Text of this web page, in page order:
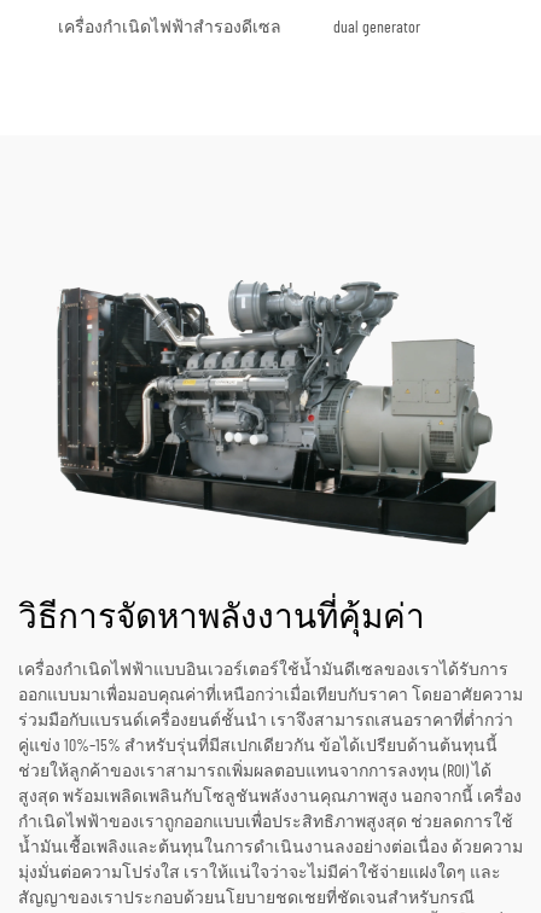
เครื่องกำเนิดไฟฟ้าสำรองดีเซล dual generator
วิธีการจัดหาพลังงานที่คุ้มค่า
เครื่องกำเนิดไฟฟ้าแบบอินเวอร์เตอร์ใช้น้ำมันดีเซลของเราได้รับการ
ออกแบบมาเพื่อมอบคุณค่าที่เหนือกว่าเมื่อเทียบกับราคา โดยอาศัยความ
ร่วมมือกับแบรนด์เครื่องยนต์ชั้นนำ เราจึงสามารถเสนอราคาที่ต่ำกว่า
คู่แข่ง 10%–15% สำหรับรุ่นที่มีสเปกเดียวกัน ข้อได้เปรียบด้านต้นทุนนี้
ช่วยให้ลูกค้าของเราสามารถเพิ่มผลตอบแทนจากการลงทุน (ROI) ได้
สูงสุด พร้อมเพลิดเพลินกับโซลูชันพลังงานคุณภาพสูง นอกจากนี้ เครื่อง
กำเนิดไฟฟ้าของเราถูกออกแบบเพื่อประสิทธิภาพสูงสุด ช่วยลดการใช้
น้ำมันเชื้อเพลิงและต้นทุนในการดำเนินงานลงอย่างต่อเนื่อง ด้วยความ
มุ่งมั่นต่อความโปร่งใส เราให้แน่ใจว่าจะไม่มีค่าใช้จ่ายแฝงใดๆ และ
สัญญาของเราประกอบด้วยนโยบายชดเชยที่ชัดเจนสำหรับกรณี